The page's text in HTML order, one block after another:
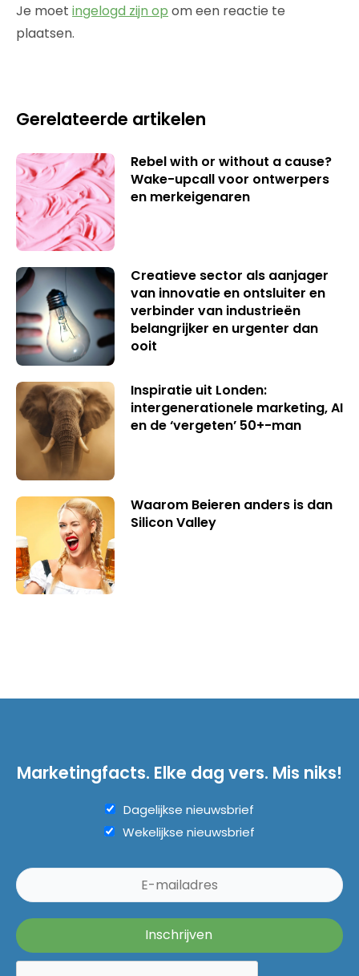
Je moet ingelogd zijn op om een reactie te
plaatsen.
Gerelateerde artikelen
Rebel with or without a cause?
Wake-upcall voor ontwerpers
en merkeigenaren
Creatieve sector als aanjager
van innovatie en ontsluiter en
verbinder van industrieën
belangrijker en urgenter dan
ooit
Inspiratie uit Londen:
intergenerationele marketing, AI
en de ‘vergeten’ 50+-man
Waarom Beieren anders is dan
Silicon Valley
Marketingfacts. Elke dag vers. Mis niks!
Dagelijkse nieuwsbrief
Wekelijkse nieuwsbrief